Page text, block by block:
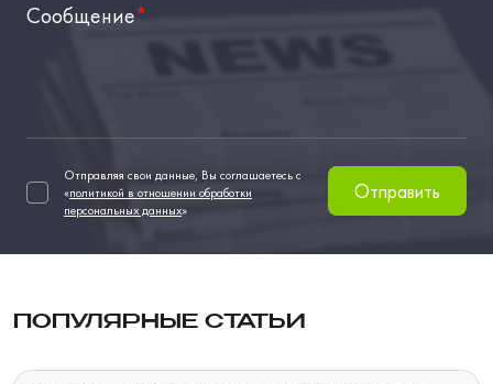
Сообщение*
Отправляя свои данные, Вы соглашаетесь с
«политикой в отношении обработки
персональных данных»
Отправить
ПОПУЛЯРНЫЕ СТАТЬИ